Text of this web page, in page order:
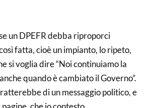
un DPEFR debba riproporci
fatta, cioè un impianto, lo ripeto,
si voglia dire “Noi continuiamo la
quando è cambiato il Governo”.
di un messaggio politico, e